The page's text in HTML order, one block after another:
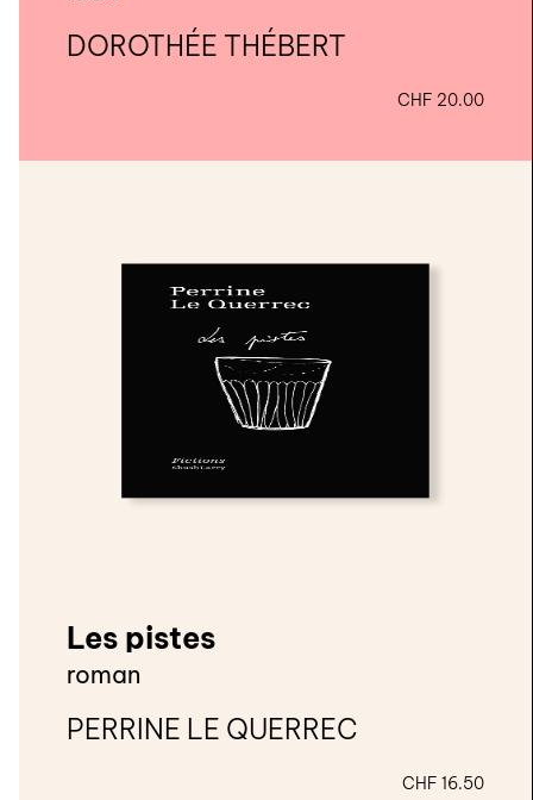
DOROTHÉE THÉBERT
CHF 20.00
Les pistes
roman
PERRINE LE QUERREC
CHF 16.50